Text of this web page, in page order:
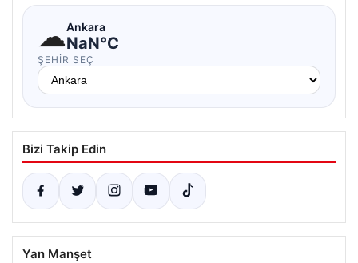
☁Ankara
NaN°C
ŞEHIR SEÇ
Bizi Takip Edin
Yan Manşet